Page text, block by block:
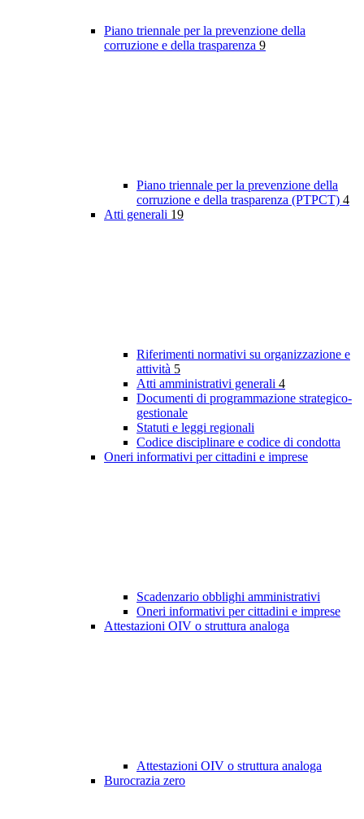
Piano triennale per la prevenzione della
corruzione e della trasparenza 9
Piano triennale per la prevenzione della
corruzione e della trasparenza (PTPCT) 4
Atti generali 19
Riferimenti normativi su organizzazione e
attività 5
Atti amministrativi generali 4
Documenti di programmazione strategico-
gestionale
Statuti e leggi regionali
Codice disciplinare e codice di condotta
Oneri informativi per cittadini e imprese
Scadenzario obblighi amministrativi
Oneri informativi per cittadini e imprese
Attestazioni OIV o struttura analoga
Attestazioni OIV o struttura analoga
Burocrazia zero